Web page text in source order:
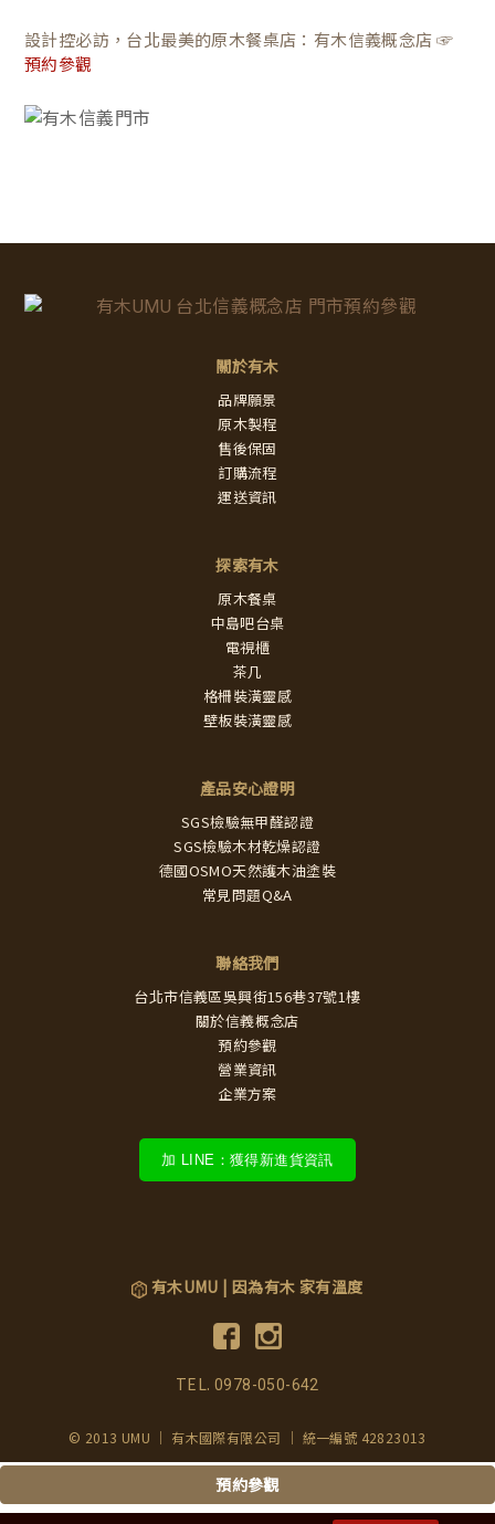
設計控必訪，台北最美的原木餐桌店：有木信義概念店 ☞
預約參觀
關於有木
品牌願景
原木製程
售後保固
訂購流程
運送資訊
探索有木
原木餐桌
中島吧台桌
電視櫃
茶几
格柵裝潢靈感
壁板裝潢靈感
產品安心證明
SGS檢驗無甲醛認證
SGS檢驗木材乾燥認證
德國OSMO天然護木油塗裝
常見問題Q&A
聯絡我們
台北市信義區吳興街156巷37號1樓
關於信義概念店
預約參觀
營業資訊
企業方案
加 LINE：獲得新進貨資訊
有木UMU | 因為有木 家有溫度
TEL.0978-050-642
© 2013 UMU ｜ 有木國際有限公司 ｜ 統一編號 42823013
預約參觀